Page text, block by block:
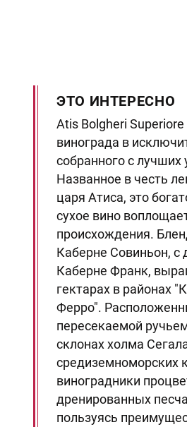
ЭТО ИНТЕРЕСНО
Atis Bolgheri
винограда в
собранного с лучших
Названное в честь
царя Атиса, это
сухое вино
происхождения.
Каберне Совиньон,
Каберне Франк,
гектарах в районах
Ферро".
пересекаемой
склонах холма
средиземноморских
виноградники
дренированных
пользуясь